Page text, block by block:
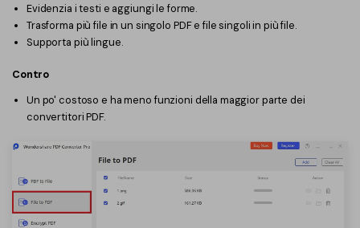
Evidenzia i testi e aggiungi le forme.
Trasforma più file in un singolo PDF e file singoli in più file.
Supporta più lingue.
Contro
Un po' costoso e ha meno funzioni della maggior parte dei
convertitori PDF.